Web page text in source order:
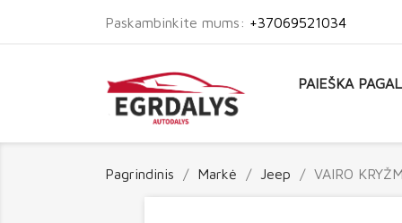
Paskambinkite mums: +37069521034
PAIEŠKA
Pagrindinis Markė Jeep VAIRO